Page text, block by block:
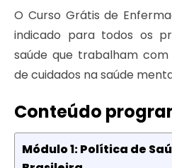
O Curso Grátis de
indicado para todos os
saúde que trabalham
de cuidados na saúde
Conteúdo
Módulo 1: Política de